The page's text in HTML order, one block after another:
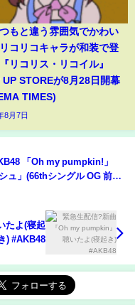
つもと違う雰囲気でかわい
コリコキャラが和装で登
リコリス・リコイル』
UP STOREが8月28日開幕
TIMES)
8月7日
「Oh my pumpkin!」
ュ」(66thシングル OG 前田
たよ(寝起
) #AKB48